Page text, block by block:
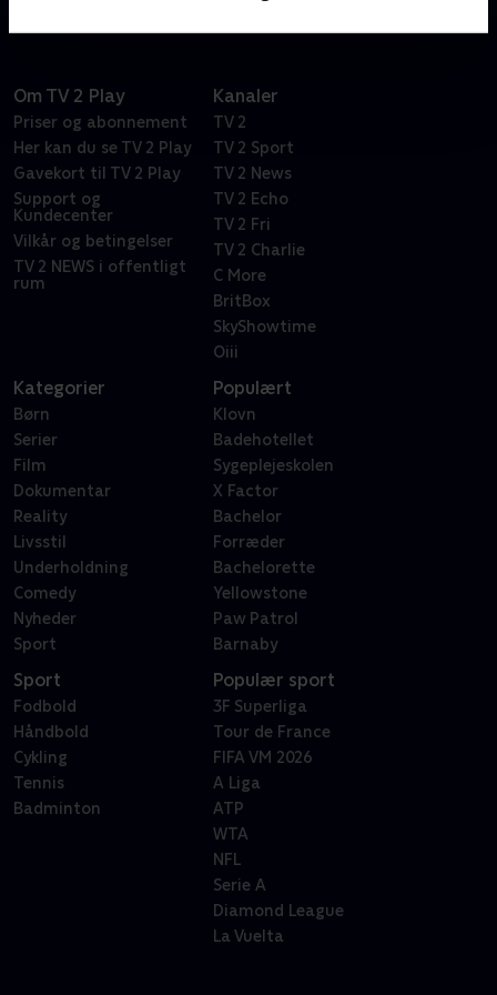
Om TV 2 Play
Priser og abonnement
Her kan du se TV 2 Play
Gavekort til TV 2 Play
Support og
Kundecenter
Vilkår og betingelser
TV 2 NEWS i offentligt
rum
Kanaler
TV 2
TV 2 Sport
TV 2 News
TV 2 Echo
TV 2 Fri
TV 2 Charlie
C More
BritBox
SkyShowtime
Oiii
Kategorier
Børn
Serier
Film
Dokumentar
Reality
Livsstil
Underholdning
Comedy
Nyheder
Sport
Populært
Klovn
Badehotellet
Sygeplejeskolen
X Factor
Bachelor
Forræder
Bachelorette
Yellowstone
Paw Patrol
Barnaby
Sport
Fodbold
Håndbold
Cykling
Tennis
Badminton
Populær sport
3F Superliga
Tour de France
FIFA VM 2026
A Liga
ATP
WTA
NFL
Serie A
Diamond League
La Vuelta